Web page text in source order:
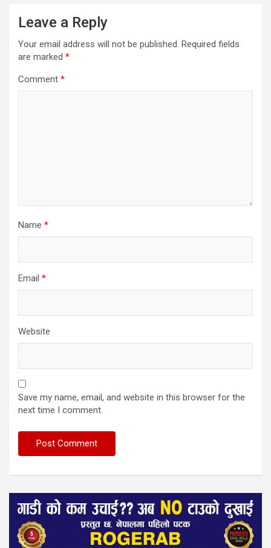
Leave a Reply
Your email address will not be published. Required fields
are marked *
Comment *
Name *
Email *
Website
Save my name, email, and website in this browser for the
next time I comment.